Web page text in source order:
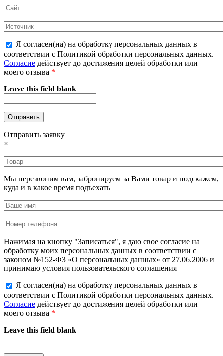
Я согласен(на) на обработку персональных данных в
соответствии с Политикой обработки персональных данных.
Согласие действует до достижения целей обработки или
моего отзыва *
Leave this field blank
Отправить заявку
×
Мы перезвоним вам, забронируем за Вами товар и подскажем,
куда и в какое время подъехать
Нажимая на кнопку "Записаться", я даю свое согласие на
обработку моих персональных данных в соответствии с
законом №152-ФЗ «О персональных данных» от 27.06.2006 и
принимаю условия пользовательского соглашения
Я согласен(на) на обработку персональных данных в
соответствии с Политикой обработки персональных данных.
Согласие действует до достижения целей обработки или
моего отзыва *
Leave this field blank